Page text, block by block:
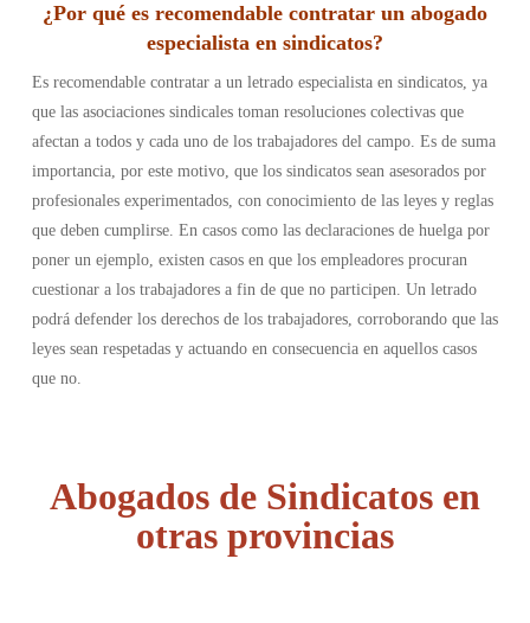
¿Por qué es recomendable contratar un abogado
especialista en sindicatos?
Es recomendable contratar a un letrado especialista en sindicatos, ya
que las asociaciones sindicales toman resoluciones colectivas que
afectan a todos y cada uno de los trabajadores del campo. Es de suma
importancia, por este motivo, que los sindicatos sean asesorados por
profesionales experimentados, con conocimiento de las leyes y reglas
que deben cumplirse. En casos como las declaraciones de huelga por
poner un ejemplo, existen casos en que los empleadores procuran
cuestionar a los trabajadores a fin de que no participen. Un letrado
podrá defender los derechos de los trabajadores, corroborando que las
leyes sean respetadas y actuando en consecuencia en aquellos casos
que no.
Abogados de Sindicatos en
otras provincias